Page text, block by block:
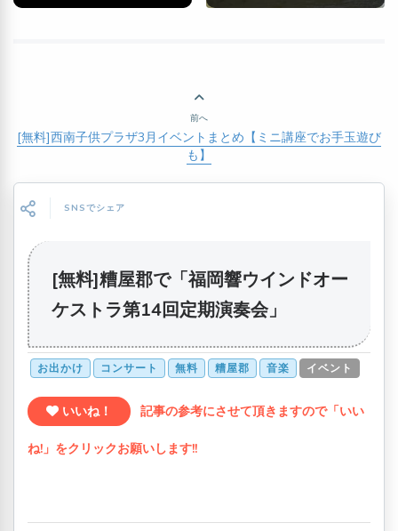
前へ
[無料]西南子供プラザ3月イベントまとめ【ミニ講座でお手玉遊び
も】
SNSでシェア
[無料]糟屋郡で「福岡響ウインドオー
ケストラ第14回定期演奏会」
お出かけ コンサート 無料 糟屋郡 音楽 イベント
いいね！ 記事の参考にさせて頂きますので「いい
ね!」をクリックお願いします!!